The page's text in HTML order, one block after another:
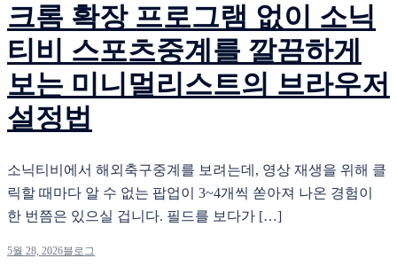
크롬 확장 프로그램 없이 소닉
티비 스포츠중계를 깔끔하게
보는 미니멀리스트의 브라우저
설정법
소닉티비에서 해외축구중계를 보려는데, 영상 재생을 위해 클
릭할 때마다 알 수 없는 팝업이 3~4개씩 쏟아져 나온 경험이
한 번쯤은 있으실 겁니다. 필드를 보다가 […]
5월 28, 2026블로그